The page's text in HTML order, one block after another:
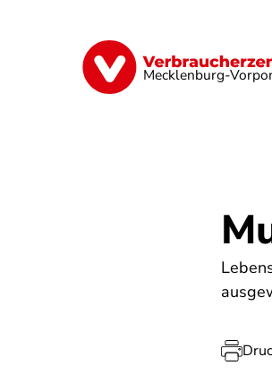
Mecklenburg-
Finanzen Digitales